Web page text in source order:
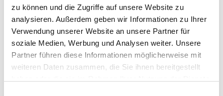
zu können und die Zugriffe auf unsere Website zu
analysieren. Außerdem geben wir Informationen zu Ihrer
Verwendung unserer Website an unsere Partner für
soziale Medien, Werbung und Analysen weiter. Unsere
Partner führen diese Informationen möglicherweise mit
weiteren Daten zusammen, die Sie ihnen bereitgestellt